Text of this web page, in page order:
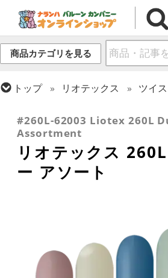
商品カテゴリを見る
トップ リオテックス
ツイ
#260L-62003 Liotex 260L
Assortment
リオテックス
ー アソート